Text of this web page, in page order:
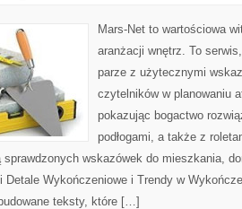
Mars-Net to wartościowa
aranżacji wnętrz. To
parze z użytecznymi
czytelników w planowaniu
pokazując bogactwo
podłogami, a także z
wskazówek do mieszkania,
Wykończeniowe i Trendy w
teksty, które […]